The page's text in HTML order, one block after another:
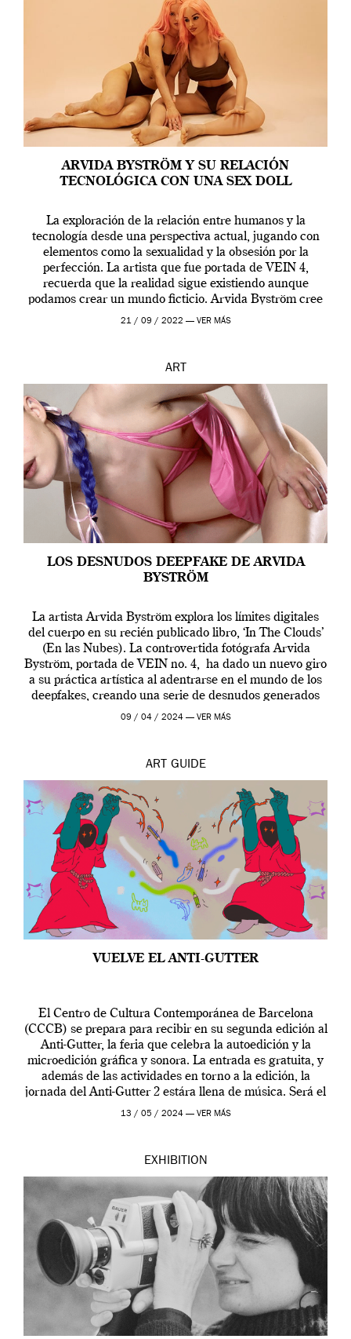
ARVIDA BYSTRÖM Y SU RELACIÓN
TECNOLÓGICA CON UNA SEX DOLL
La exploración de la relación entre humanos y la
tecnología desde una perspectiva actual, jugando con
elementos como la sexualidad y la obsesión por la
perfección. La artista que fue portada de VEIN 4,
recuerda que la realidad sigue existiendo aunque
podamos crear un mundo ficticio. Arvida Byström cree
que los humanos tienen un complejo […]
21 / 09 / 2022 — VER MÁS
ART
LOS DESNUDOS DEEPFAKE DE ARVIDA
BYSTRÖM
La artista Arvida Byström explora los límites digitales
del cuerpo en su recién publicado libro, ‘In The Clouds’
(En las Nubes). La controvertida fotógrafa Arvida
Byström, portada de VEIN no. 4, ha dado un nuevo giro
a su práctica artística al adentrarse en el mundo de los
deepfakes, creando una serie de desnudos generados
por […]
09 / 04 / 2024 — VER MÁS
ART GUIDE
VUELVE EL ANTI-GUTTER
El Centro de Cultura Contemporánea de Barcelona
(CCCB) se prepara para recibir en su segunda edición al
Anti-Gutter, la feria que celebra la autoedición y la
microedición gráfica y sonora. La entrada es gratuita, y
además de las actividades en torno a la edición, la
jornada del Anti-Gutter 2 estára llena de música. Será el
[…]
13 / 05 / 2024 — VER MÁS
EXHIBITION